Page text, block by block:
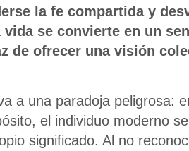
la fe compartida y
vida se convierte en un
de ofrecer una visión
a una paradoja peligrosa:
el individuo moderno
significado. Al no